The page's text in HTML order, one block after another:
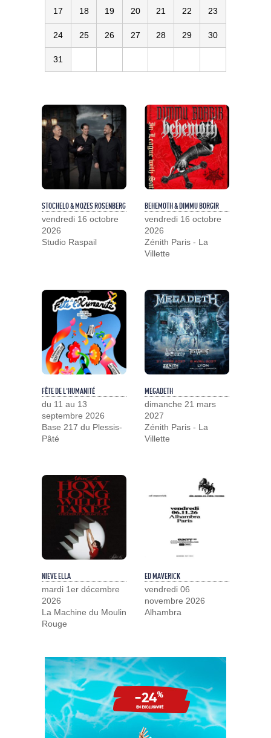
17 18 19 20 21 22 23
24 25 26 27 28 29 30
31
STOCHELO & MOZES ROSENBERG
vendredi 16 octobre
2026
Studio Raspail
BEHEMOTH & DIMMU BORGIR
vendredi 16 octobre
2026
Zénith Paris - La
Villette
FÊTE DE L'HUMANITÉ
du 11 au 13
septembre 2026
Base 217 du Plessis-
Pâté
MEGADETH
dimanche 21 mars
2027
Zénith Paris - La
Villette
NIEVE ELLA
mardi 1er décembre
2026
La Machine du Moulin
Rouge
ED MAVERICK
vendredi 06
novembre 2026
Alhambra